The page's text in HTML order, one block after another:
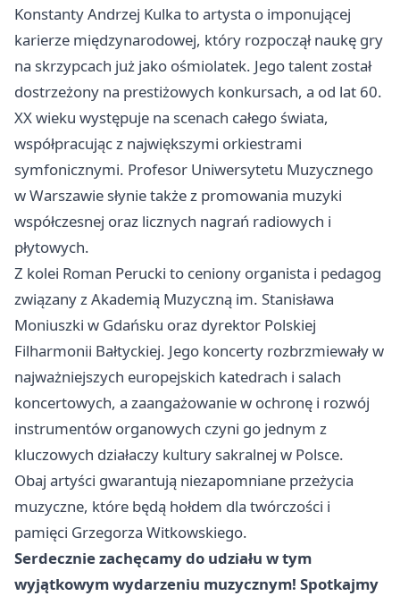
Konstanty Andrzej Kulka to artysta o imponującej
karierze międzynarodowej, który rozpoczął naukę gry
na skrzypcach już jako ośmiolatek. Jego talent został
dostrzeżony na prestiżowych konkursach, a od lat 60.
XX wieku występuje na scenach całego świata,
współpracując z największymi orkiestrami
symfonicznymi. Profesor Uniwersytetu Muzycznego
w Warszawie słynie także z promowania muzyki
współczesnej oraz licznych nagrań radiowych i
płytowych.
Z kolei Roman Perucki to ceniony organista i pedagog
związany z Akademią Muzyczną im. Stanisława
Moniuszki w Gdańsku oraz dyrektor Polskiej
Filharmonii Bałtyckiej. Jego koncerty rozbrzmiewały w
najważniejszych europejskich katedrach i salach
koncertowych, a zaangażowanie w ochronę i rozwój
instrumentów organowych czyni go jednym z
kluczowych działaczy kultury sakralnej w Polsce.
Obaj artyści gwarantują niezapomniane przeżycia
muzyczne, które będą hołdem dla twórczości i
pamięci Grzegorza Witkowskiego.
Serdecznie zachęcamy do udziału w tym
wyjątkowym wydarzeniu muzycznym! Spotkajmy